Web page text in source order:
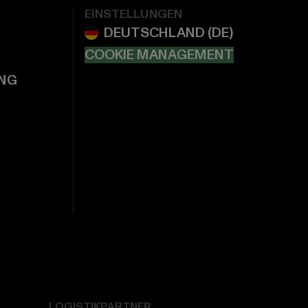
EINSTELLUNGEN
COOKIE MANAGEMENT